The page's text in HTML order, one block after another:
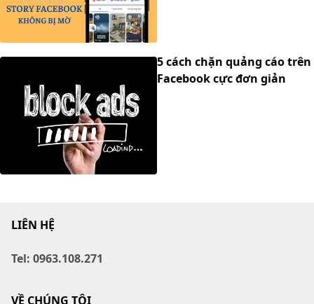
5 cách chặn quảng cáo trên
Facebook cực đơn giản
LIÊN HỆ
Tel: 0963.108.271
VỀ CHÚNG TÔI